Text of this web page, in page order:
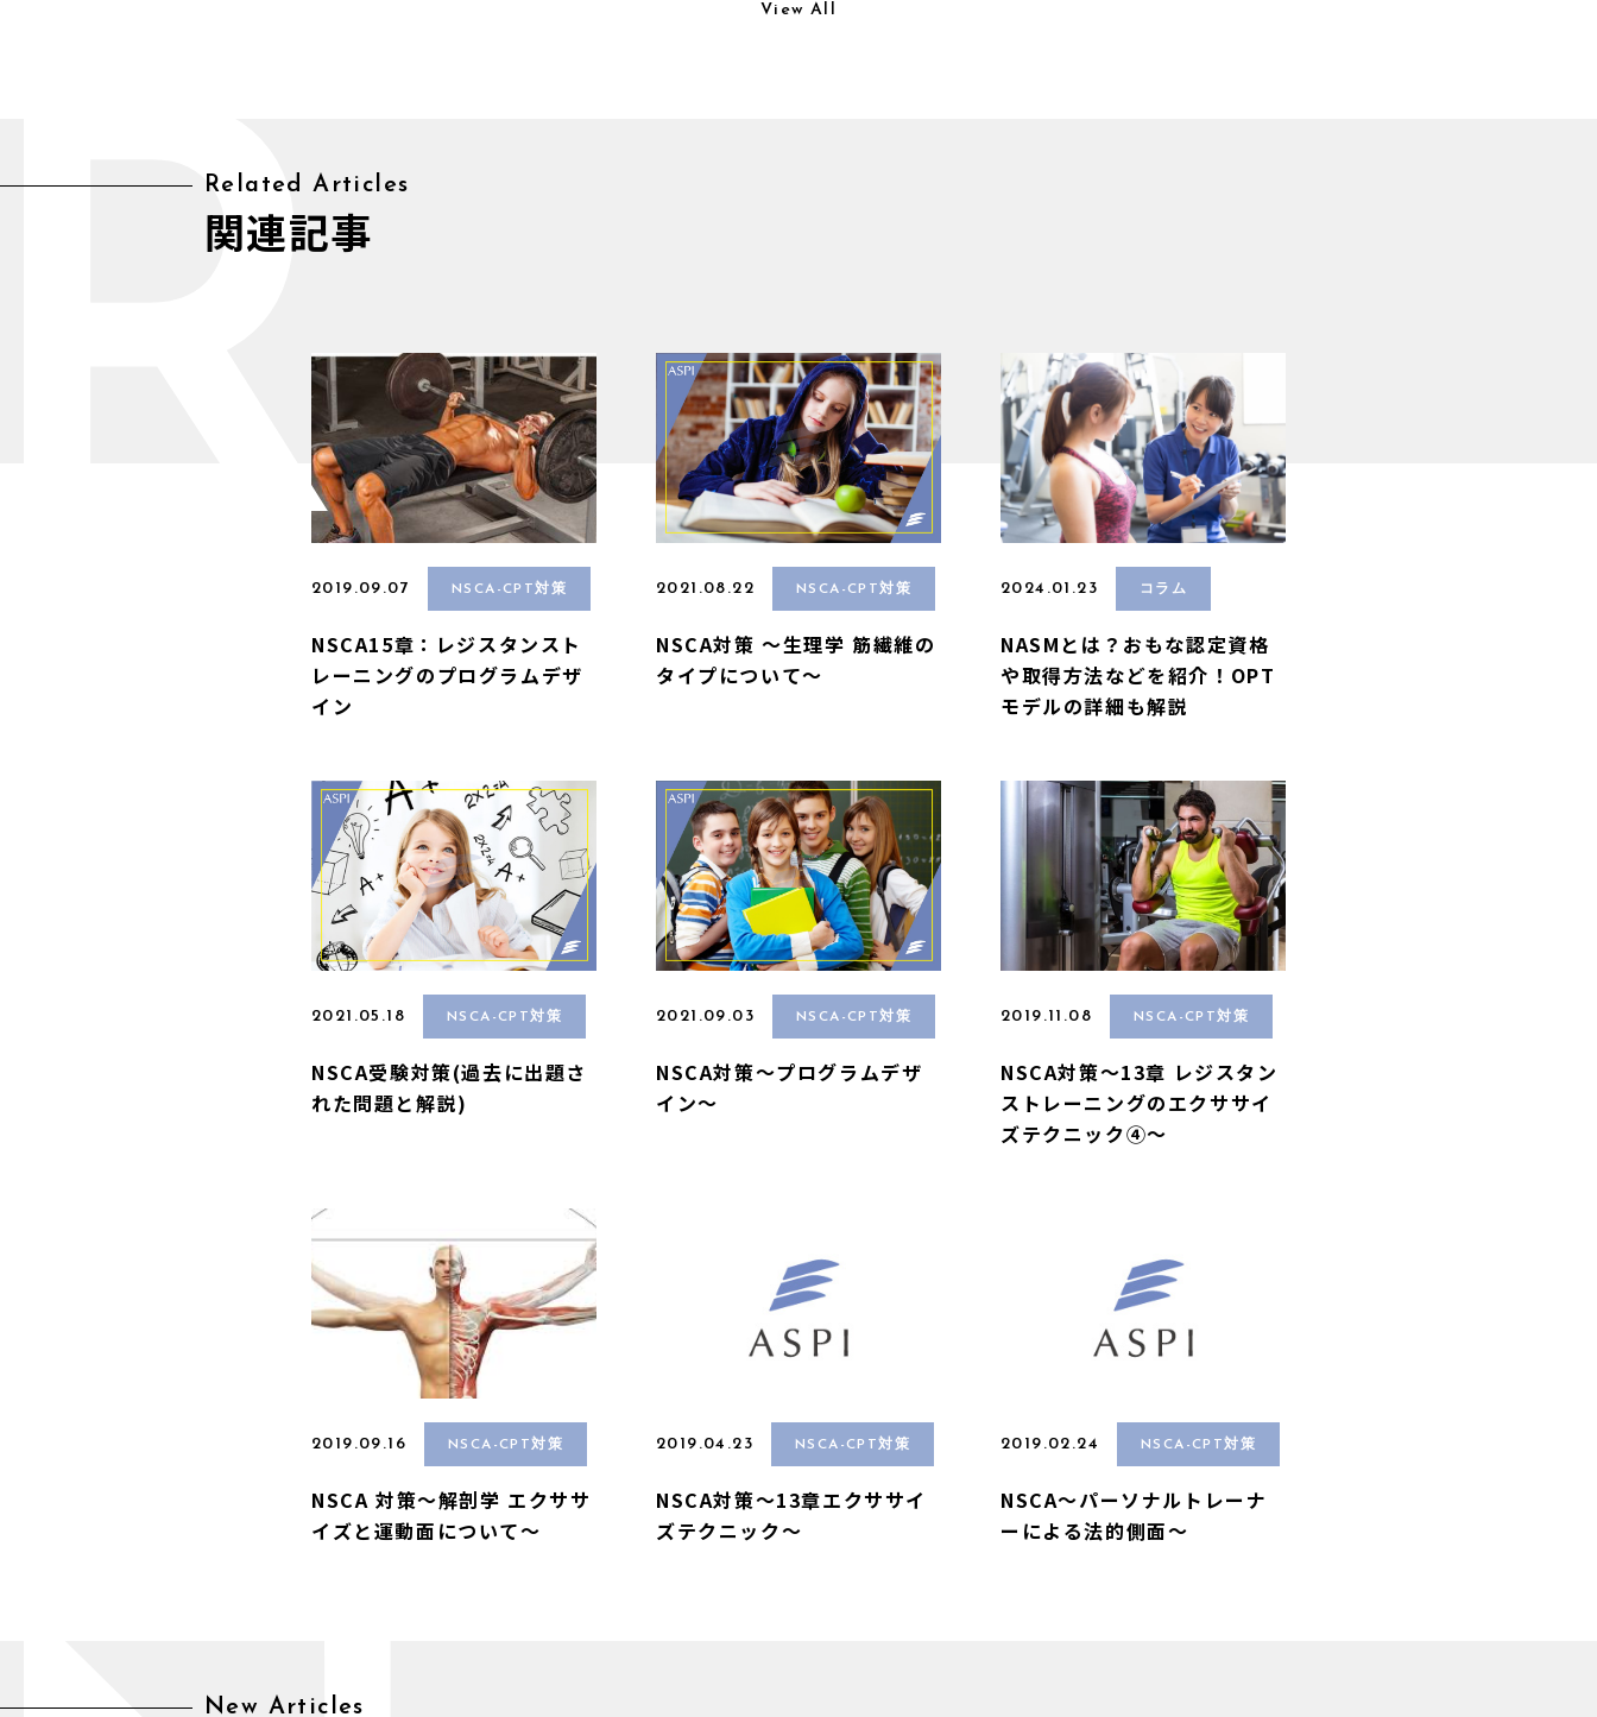
View All
Related Articles
関連記事
2019.09.07 NSCA-CPT対策
NSCA15章：レジスタンスト
レーニングのプログラムデザ
イン
2021.08.22 NSCA-CPT対策
NSCA対策 〜生理学 筋繊維の
タイプについて〜
2024.01.23 コラム
NASMとは？おもな認定資格
や取得方法などを紹介！OPT
モデルの詳細も解説
2021.05.18 NSCA-CPT対策
NSCA受験対策(過去に出題さ
れた問題と解説)
2021.09.03 NSCA-CPT対策
NSCA対策〜プログラムデザ
イン〜
2019.11.08 NSCA-CPT対策
NSCA対策〜13章 レジスタン
ストレーニングのエクササイ
ズテクニック④〜
2019.09.16 NSCA-CPT対策
NSCA 対策〜解剖学 エクササ
イズと運動面について〜
2019.04.23 NSCA-CPT対策
NSCA対策〜13章エクササイ
ズテクニック〜
2019.02.24 NSCA-CPT対策
NSCA〜パーソナルトレーナ
ーによる法的側面〜
New Articles